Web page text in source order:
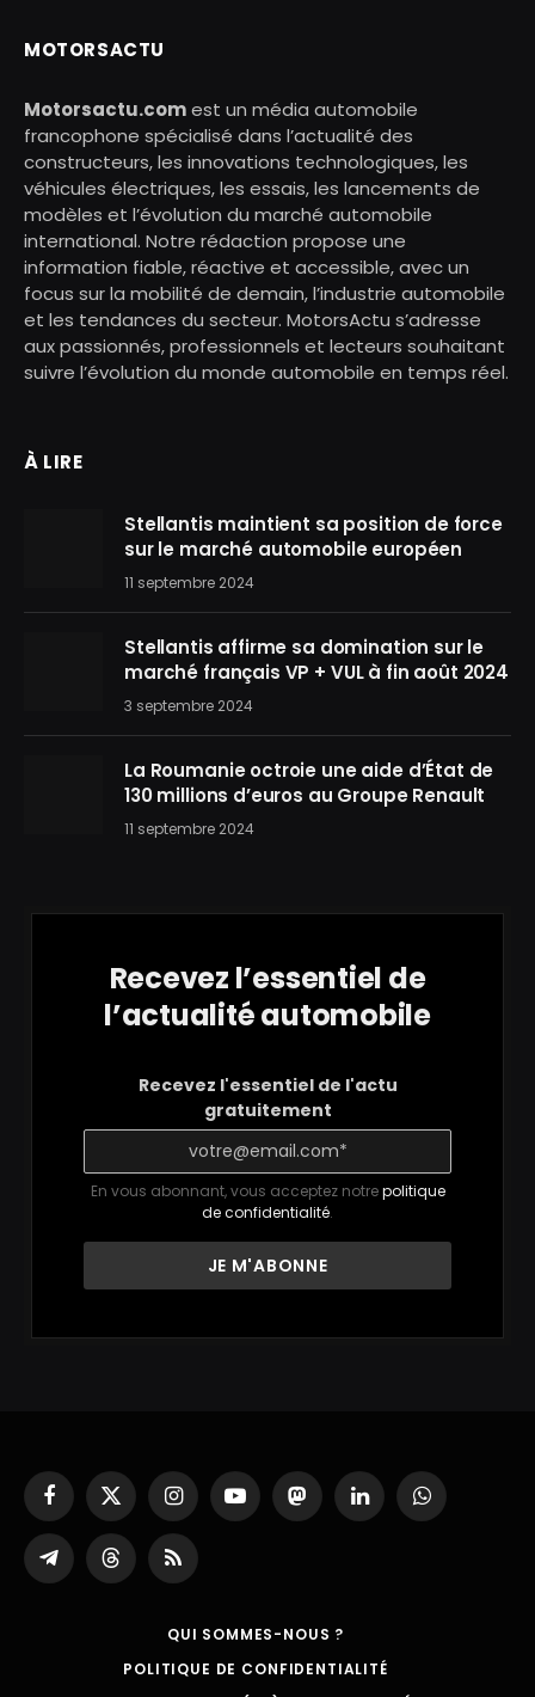
MOTORSACTU
Motorsactu.comest un média automobile
francophone spécialisé dans l’actualité des
constructeurs, les innovations technologiques, les
véhicules électriques, les essais, les lancements de
modèles et l’évolution du marché automobile
international. Notre rédaction propose une
information fiable, réactive et accessible, avec un
focus sur la mobilité de demain, l’industrie automobile
et les tendances du secteur. MotorsActu s’adresse
aux passionnés, professionnels et lecteurs souhaitant
suivre l’évolution du monde automobile en temps réel.
À LIRE
Stellantis maintient sa position de force
sur le marché automobile européen
11 septembre 2024
Stellantis affirme sa domination sur le
marché français VP + VUL à fin août 2024
3 septembre 2024
La Roumanie octroie une aide d’État de
130 millions d’euros au Groupe Renault
11 septembre 2024
Recevez l’essentiel de
l’actualité automobile
Recevez l'essentiel de l'actu
gratuitement
En vous abonnant, vous acceptez notrepolitique
de confidentialité.
Facebook
X
(Twitter)
InstagramYouTubeMastodonLinkedInWhatsApp
Partager
sur
ThreadsRSS
QUI SOMMES-NOUS ?
POLITIQUE DE CONFIDENTIALITÉ